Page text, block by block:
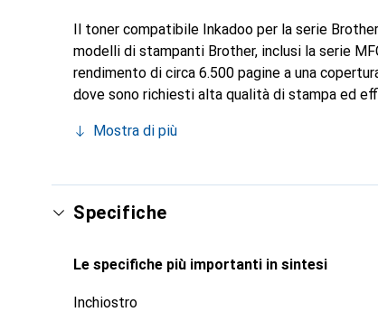
Il toner compatibile Inkadoo per la serie
modelli di stampanti Brother, inclusi la serie
rendimento di circa 6.500 pagine a una
dove sono richiesti alta qualità di stampa ed
costi di stampa senza compromettere la
Mostra di più
Specifiche
Le specifiche più importanti in sintesi
Inchiostro